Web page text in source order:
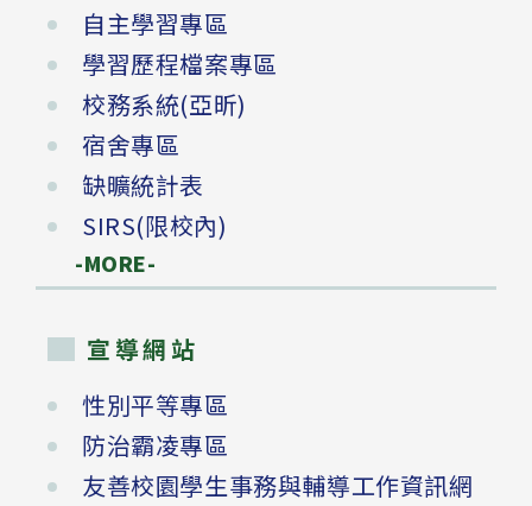
自主學習專區
學習歷程檔案專區
校務系統(亞昕)
宿舍專區
缺曠統計表
SIRS(限校內)
-MORE-
宣導網站
性別平等專區
防治霸凌專區
友善校園學生事務與輔導工作資訊網